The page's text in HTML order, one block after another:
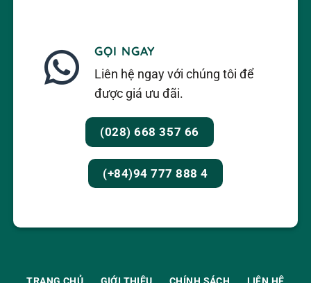
GỌI NGAY
Liên hệ ngay với chúng tôi để
được giá ưu đãi.
(028) 668 357 66
(+84)94 777 888 4